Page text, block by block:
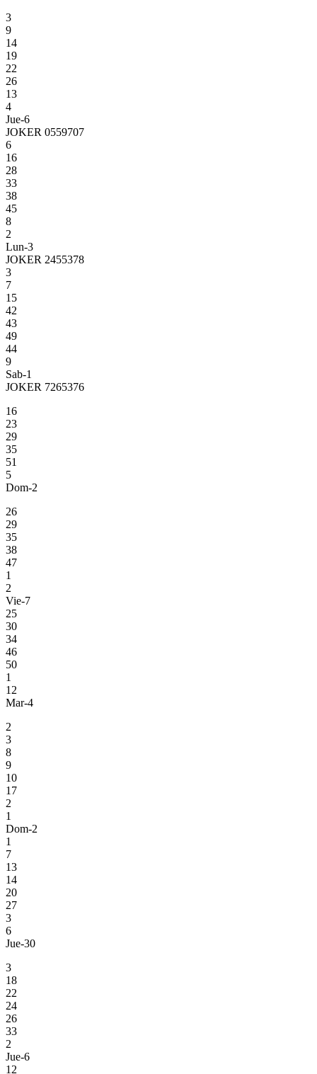
3
9
14
19
22
26
13
4
Jue-6
JOKER 0559707
6
16
28
33
38
45
8
2
Lun-3
JOKER 2455378
3
7
15
42
43
49
44
9
Sab-1
JOKER 7265376
16
23
29
35
51
5
Dom-2
26
29
35
38
47
1
2
Vie-7
25
30
34
46
50
1
12
Mar-4
2
3
8
9
10
17
2
1
Dom-2
1
7
13
14
20
27
3
6
Jue-30
3
18
22
24
26
33
2
Jue-6
12